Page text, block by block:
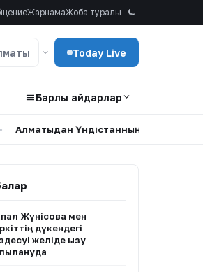
ЖарнамаЖоба туралы
Today Live
Барлық айдарлар
Алматыдан Үндістанның 35 азаматы
Жүнісова мен
дүкендегі
желіде қызу